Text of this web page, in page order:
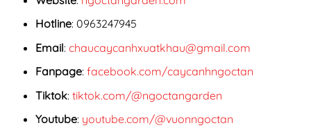
Hotline: 0963247945
Email: chaucaycanhxuatkhau@gmail.com
Fanpage: facebook.com/caycanhngoctan
Tiktok: tiktok.com/@ngoctangarden
Youtube: youtube.com/@vuonngoctan